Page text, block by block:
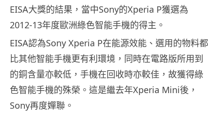
EISA大獎的結果，當中Sony的Xperia P獲選為
2012-13年度歐洲綠色智能手機的得主。
EISA認為Sony Xperia P在能源效能、選用的物料都
比其他智能手機更有利環境，同時在電路版所用到
的銅含量亦較低，手機在回收時亦較佳，故獲得綠
色智能手機的殊榮。這是繼去年Xperia Mini後，
Sony再度嬋聯。